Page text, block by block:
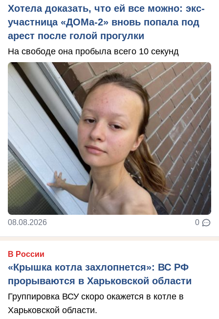
Хотела доказать, что ей все можно: экс-
участница «ДОМа-2» вновь попала под
арест после голой прогулки
На свободе она пробыла всего 10 секунд
08.08.2026 0
В России
«Крышка котла захлопнется»: ВС РФ
прорываются в Харьковской области
Группировка ВСУ скоро окажется в котле в
Харьковской области.